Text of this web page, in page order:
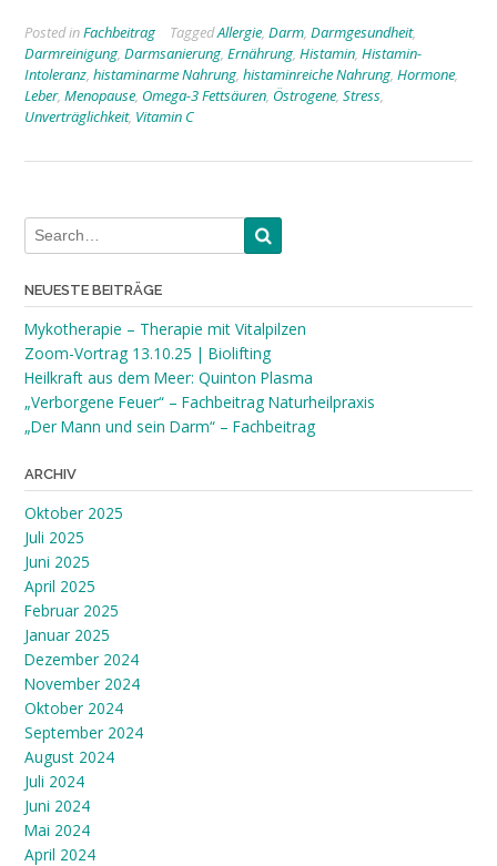
Posted inFachbeitrag TaggedAllergie, Darm, Darmgesundheit,
Darmreinigung, Darmsanierung, Ernährung, Histamin, Histamin-
Intoleranz, histaminarme Nahrung, histaminreiche Nahrung, Hormone,
Leber, Menopause, Omega-3 Fettsäuren, Östrogene, Stress,
Unverträglichkeit, Vitamin C
NEUESTE BEITRÄGE
Mykotherapie – Therapie mit Vitalpilzen
Zoom-Vortrag 13.10.25 | Biolifting
Heilkraft aus dem Meer: Quinton Plasma
„Verborgene Feuer“ – Fachbeitrag Naturheilpraxis
„Der Mann und sein Darm“ – Fachbeitrag
ARCHIV
Oktober 2025
Juli 2025
Juni 2025
April 2025
Februar 2025
Januar 2025
Dezember 2024
November 2024
Oktober 2024
September 2024
August 2024
Juli 2024
Juni 2024
Mai 2024
April 2024